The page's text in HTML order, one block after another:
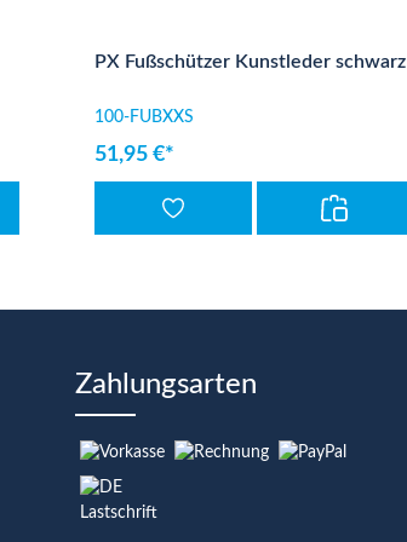
PX Fußschützer Kunstleder schwarz
100-FUBXXS
51,95 €*
Zahlungsarten